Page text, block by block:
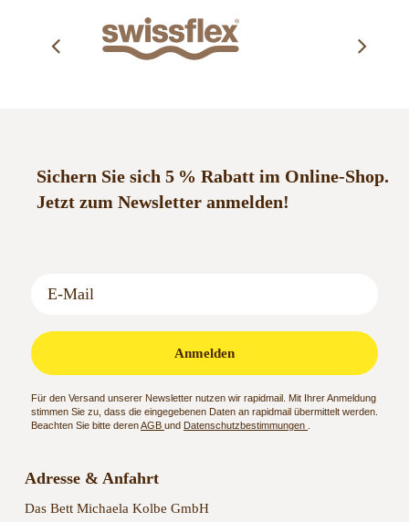
Sichern Sie sich 5 % Rabatt im Online-Shop.
Jetzt zum Newsletter anmelden!
Anmelden
Für den Versand unserer Newsletter nutzen wir rapidmail. Mit Ihrer Anmeldung
stimmen Sie zu, dass die eingegebenen Daten an rapidmail übermittelt werden.
Beachten Sie bitte derenAGB und Datenschutzbestimmungen
Adresse & Anfahrt
Das Bett Michaela Kolbe GmbH